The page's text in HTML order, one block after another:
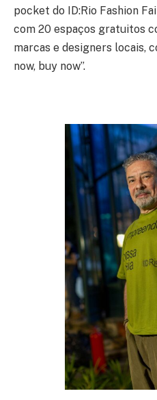
pocket do ID:Rio Fashion
com 20 espaços gratuitos
marcas e designers locais,
now, buy now”.